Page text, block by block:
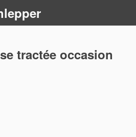
tractée occasion